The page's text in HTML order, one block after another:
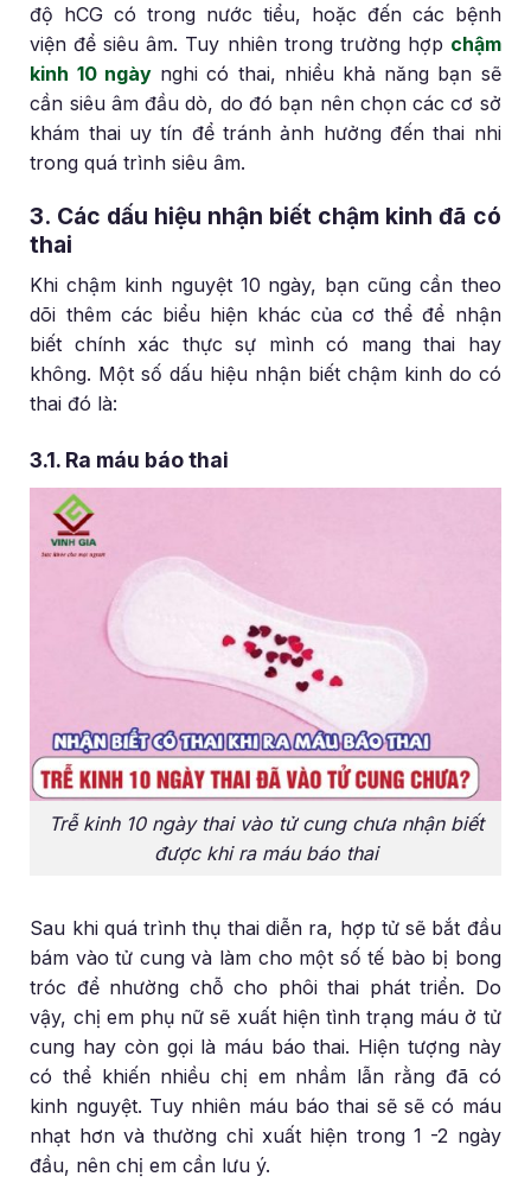
độ hCG có trong nước tiểu, hoặc đến các bệnh
viện để siêu âm. Tuy nhiên trong trường hợp chậm
kinh 10 ngàynghi có thai, nhiều khả năng bạn sẽ
cần siêu âm đầu dò, do đó bạn nên chọn các cơ sở
khám thai uy tín để tránh ảnh hưởng đến thai nhi
trong quá trình siêu âm.
3. Các dấu hiệu nhận biết chậm kinh đã có
thai
Khi chậm kinh nguyệt 10 ngày, bạn cũng cần theo
dõi thêm các biểu hiện khác của cơ thể để nhận
biết chính xác thực sự mình có mang thai hay
không. Một số dấu hiệu nhận biết chậm kinh do có
thai đó là:
3.1. Ra máu báo thai
Trễ kinh 10 ngày thai vào tử cung chưa nhận biết
được khi ra máu báo thai
Sau khi quá trình thụ thai diễn ra, hợp tử sẽ bắt đầu
bám vào tử cung và làm cho một số tế bào bị bong
tróc để nhường chỗ cho phôi thai phát triển. Do
vậy, chị em phụ nữ sẽ xuất hiện tình trạng máu ở tử
cung hay còn gọi là máu báo thai. Hiện tượng này
có thể khiến nhiều chị em nhầm lẫn rằng đã có
kinh nguyệt. Tuy nhiên máu báo thai sẽ sẽ có máu
nhạt hơn và thường chỉ xuất hiện trong 1 -2 ngày
đầu, nên chị em cần lưu ý.